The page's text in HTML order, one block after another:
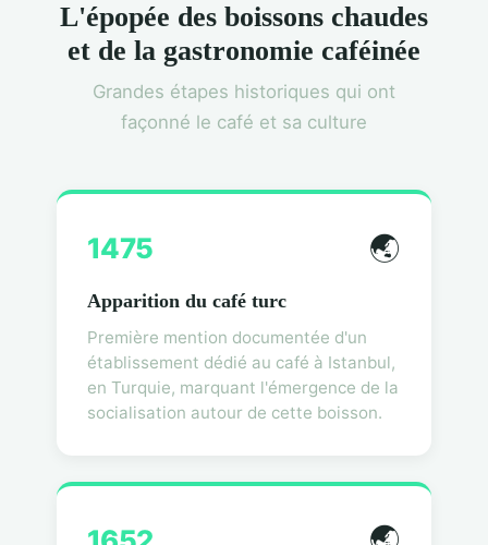
L'épopée des boissons chaudes
et de la gastronomie caféinée
Grandes étapes historiques qui ont
façonné le café et sa culture
1475 🌏
Apparition du café turc
Première mention documentée d'un
établissement dédié au café à Istanbul,
en Turquie, marquant l'émergence de la
socialisation autour de cette boisson.